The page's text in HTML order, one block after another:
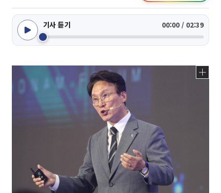
기사 듣기 00:00 / 02:39